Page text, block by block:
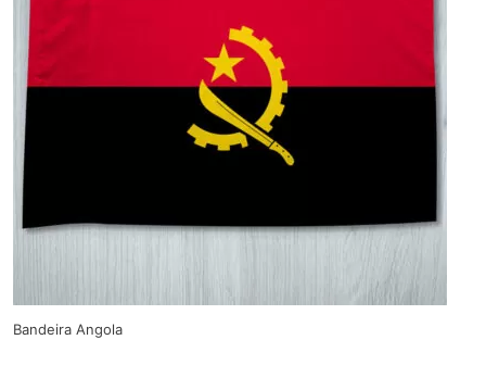
Bandeira Angola